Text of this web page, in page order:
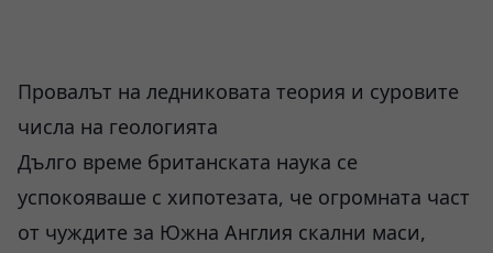
Провалът на ледниковата теория и суровите
числа на геологията
Дълго време британската наука се
успокояваше с хипотезата, че огромната част
от чуждите за Южна Англия скални маси,